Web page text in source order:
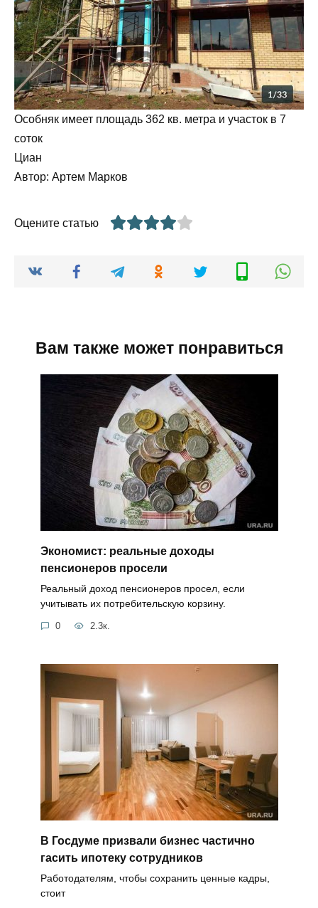
Особняк имеет площадь 362 кв. метра и участок в 7
соток
Циан
Автор: Артем Марков
Оцените статью
Вам также может понравиться
Экономист: реальные доходы
пенсионеров просели
Реальный доход пенсионеров просел, если
учитывать их потребительскую корзину.
0 2.3к.
В Госдуме призвали бизнес частично
гасить ипотеку сотрудников
Работодателям, чтобы сохранить ценные кадры,
стоит